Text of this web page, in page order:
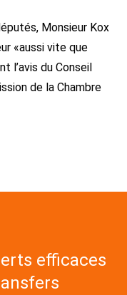
Monsieur Kox
«aussi vite que
l’avis du Conseil
de la Chambre
efficaces